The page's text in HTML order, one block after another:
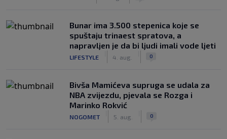
Bunar imа 3.500 stepenica koje se
spuštaju trinaest spratova, a
napravljen je da bi ljudi imali vode ljeti
LIFESTYLE 4. aug. 0
Bivša Mamićeva supruga se udala za
NBA zvijezdu, pjevala se Rozga i
Marinko Rokvić
NOGOMET 5. aug. 0